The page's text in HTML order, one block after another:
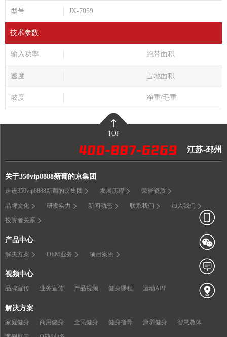
型号 JX-7059
技术参数
输入功率 跑带面积
速度 占地面积
坡度 净重/毛重
TOP
江苏-邳州
关于350vip8888新葡的京集团
走进350vip8888新葡的京集团 发展历程 荣誉资质
品牌文化 研发实力 新闻动态 联系我们 加入我们
投资者关系
产品中心
解决方案 OEM业务 项目案例
视频中心
品牌宣传 业务宣传 产品视频 健身课程 运动APP
解决方案
家庭健身 商用健身 全民健身 健身指导 康养健身 智慧教体